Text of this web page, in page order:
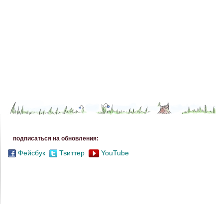
подписаться на обновления:
Фейсбук Твиттер YouTube